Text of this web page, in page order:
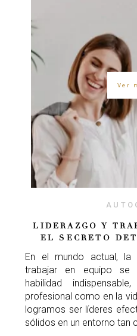
Ver
LIDERAZGO Y
EL SECRETO
En el mundo actual,
trabajar en equipo se
habilidad
profesional como en la
logramos ser líderes
sólidos en un entorno tan